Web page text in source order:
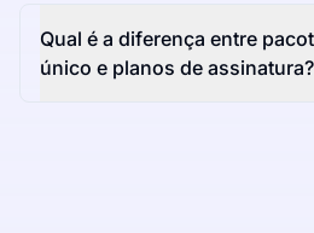
Qual é a diferença entre
único e planos de assinatura?